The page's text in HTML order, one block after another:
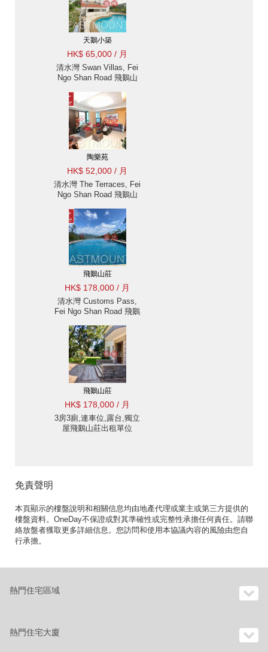
天鵝小築
HK$ 65,000 / 月
清水灣 Swan Villas, Fei
Ngo Shan Road 飛鵝山
龍半山獨立屋 出租單位
陶樂苑
HK$ 52,000 / 月
清水灣 The Terraces, Fei
Ngo Shan Road 飛鵝山
方便 出租單位
飛鵝山莊
HK$ 178,000 / 月
清水灣 Customs Pass,
Fei Ngo Shan Road 飛鵝
園 出租單位
飛鵝山莊
HK$ 178,000 / 月
3房3廁,連車位,露台,獨立
屋飛鵝山莊出租單位
免責聲明
本頁顯示的樓盤說明和相關信息均由地產代理或業主或第三方提供的
樓盤資料。OneDay不保證或對其準確性或完整性承擔任何責任。請聯
絡放盤者獲取更多詳細信息。您訪問和使用本協議內容的風險由您自
行承擔。
熱門住宅區域
熱門住宅大廈